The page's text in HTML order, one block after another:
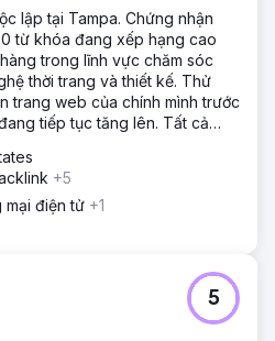
với năm 2017: Số người dùng
58% Lưu lượng truy cập tổng
Lưu lượng truy cập trang
trang agency
lập tại Tampa. Chứng nhận
từ khóa đang xếp hạng cao
trong lĩnh vực chăm sóc
thời trang và thiết kế. Thử
trang web của chính mình trước
tiếp tục tăng lên. Tất cả
+5
mại điện tử +1
5